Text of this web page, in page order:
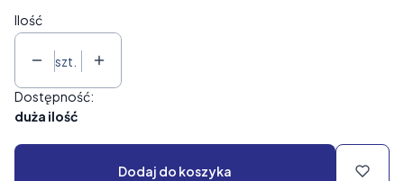
Ilość
szt.
Dostępność:
duża ilość
Dodaj do koszyka